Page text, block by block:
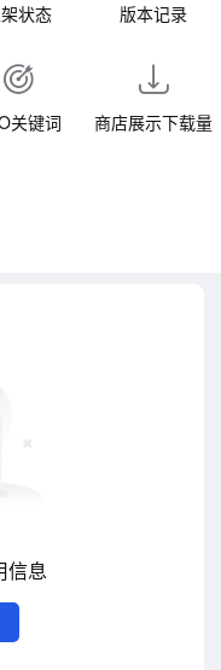
架状态 版本记录
关键词 商店展示下载量
信息